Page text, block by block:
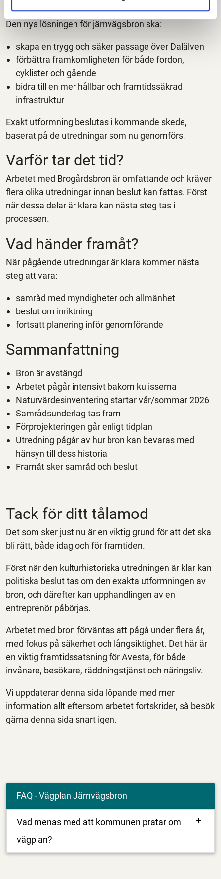
lösningen?
Den nya lösningen för järnvägsbron ska:
skapa en trygg och säker passage över Dalälven
förbättra framkomligheten för både fordon,
cyklister och gående
bidra till en mer hållbar och framtidssäkrad
infrastruktur
Exakt utformning beslutas i kommande skede,
baserat på de utredningar som nu genomförs.
Varför tar det tid?
Arbetet med Brogårdsbron är omfattande och kräver
flera olika utredningar innan beslut kan fattas. Först
när dessa delar är klara kan nästa steg tas i
processen.
Vad händer framåt?
När pågående utredningar är klara kommer nästa
steg att vara:
samråd med myndigheter och allmänhet
beslut om inriktning
fortsatt planering inför genomförande
Sammanfattning
Bron är avstängd
Arbetet pågår intensivt bakom kulisserna
Naturvärdesinventering startar vår/sommar 2026
Samrådsunderlag tas fram
Förprojekteringen går enligt tidplan
Utredning pågår av hur bron kan bevaras med
hänsyn till dess historia
Framåt sker samråd och beslut
Tack för ditt tålamod
Det som sker just nu är en viktig grund för att det ska
bli rätt, både idag och för framtiden.
Först när den kulturhistoriska utredningen är klar kan
politiska beslut tas om den exakta utformningen av
bron, och därefter kan upphandlingen av en
entreprenör påbörjas.
Arbetet med bron förväntas att pågå under flera år,
med fokus på säkerhet och långsiktighet. Det här är
en viktig framtidssatsning för Avesta, för både
invånare, besökare, räddningstjänst och näringsliv.
Vi uppdaterar denna sida löpande med mer
information allt eftersom arbetet fortskrider, så besök
gärna denna sida snart igen.
FAQ - Vägplan Järnvägsbron
Vad menas med att kommunen pratar om
vägplan?